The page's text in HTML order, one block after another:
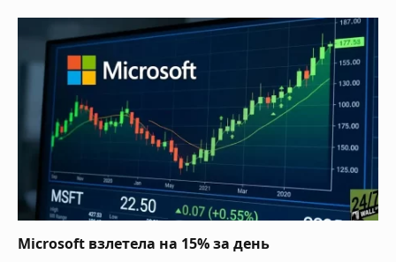
Microsoft взлетела на 15% за день